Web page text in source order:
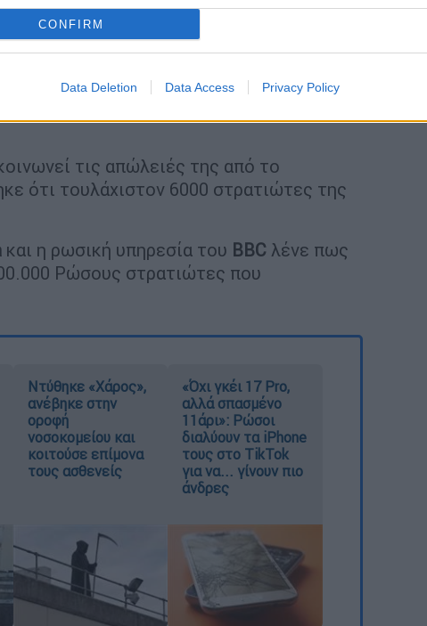
CONFIRM
Data Deletion Data Access Privacy Policy
Ουκρανοί στρατιώτες είχαν σκοτωθεί
Διάφορα ΜΜΕ, επικαλούμενα πηγές
βαρείς απολογισμούς, μεταξύ άλλων
της μάχης.
τις απώλειές της από το
ότι τουλάχιστον 6000 στρατιώτες της
και η ρωσική υπηρεσία του BBC λένε πως
Ρώσους στρατιώτες που
Ντύθηκε «Χάρος»,
ανέβηκε στην
οροφή
νοσοκομείου και
κοιτούσε επίμονα
τους ασθενείς
«Όχι γκέι 17 Pro,
αλλά σπασμένο
11άρι»: Ρώσοι
διαλύουν τα iPhone
τους στο TikTok
για να... γίνουν πιο
άνδρες